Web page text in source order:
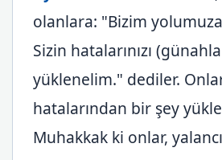
olanlara: "Bizim
Sizin hatalarınızı
yüklenelim." dediler.
hatalarından bir şey
Muhakkak ki onlar,